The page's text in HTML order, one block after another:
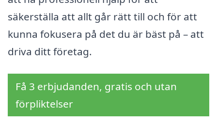
säkerställa att allt går rätt till och för att
kunna fokusera på det du är bäst på – att
driva ditt företag.
Få 3 erbjudanden, gratis och utan
förpliktelser